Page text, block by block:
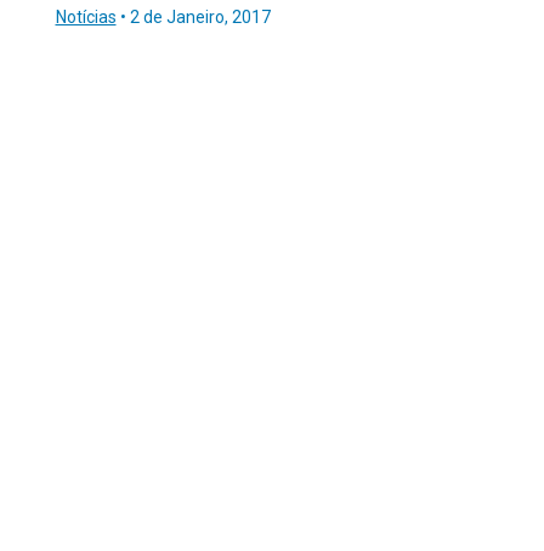
Notícias • 2 de Janeiro, 2017